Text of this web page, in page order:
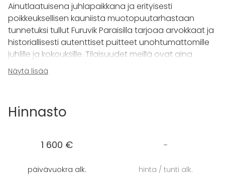
Ainutlaatuisena juhlapaikkana ja erityisesti
poikkeuksellisen kauniista muotopuutarhastaan
tunnetuksi tullut Furuvik Paraisilla tarjoaa arvokkaat ja
historiallisesti autenttiset puitteet unohtumattomille
juhlille ja kokouksille. Tilaisuudet meillä ovat aina
yksityistilaisuuksia, jolloin koko alue puistoineen
merenrantaan saakka on varattu yksinomaan
kokouspaikka ja miljöö monenlaisille yritystilaisuuksille
Oli sitten kyse kokouksesta, tuotepromootiosta tai
vaikkapa kesäjuhlista, pystymme räätälöimään
Näytä lisää
Hinnasto
1 600 €
päivävuokra alk.
-
hinta / tunti alk.